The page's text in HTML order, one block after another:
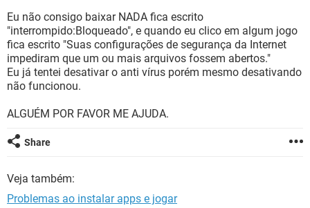
INSTAGRAM GMAIL
GUIA DE COMPRAS
OUTLOOK EXCEL
INSTAGRAM GMAIL
GUIA DE COMPRAS
Eu não consigo baixar NADA fica escrito
"interrompido:Bloqueado", e quando eu clico em algum jogo
fica escrito "Suas configurações de segurança da Internet
impediram que um ou mais arquivos fossem abertos."
Eu já tentei desativar o anti vírus porém mesmo desativando
não funcionou.
ALGUÉM POR FAVOR ME AJUDA.
Share
Veja também:
Problemas ao instalar apps e jogar